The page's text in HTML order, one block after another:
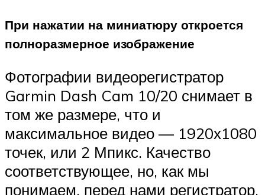
При нажатии на миниатюру откроется
полноразмерное изображение
Фотографии видеорегистратор
Garmin Dash Cam 10/20 снимает в
том же размере, что и
максимальное видео — 1920х1080
точек, или 2 Мпикс. Качество
соответствующее, но, как мы
понимаем, перед нами регистратор,